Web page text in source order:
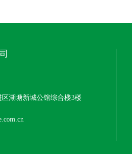
湖塘新城公馆综合楼3楼